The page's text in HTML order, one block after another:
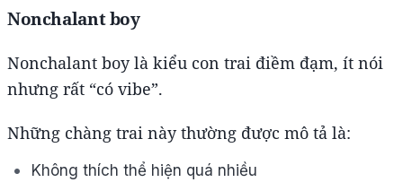
Nonchalant boy
Nonchalant boy là kiểu con trai điềm đạm, ít nói
nhưng rất “có vibe”.
Những chàng trai này thường được mô tả là:
Không thích thể hiện quá nhiều